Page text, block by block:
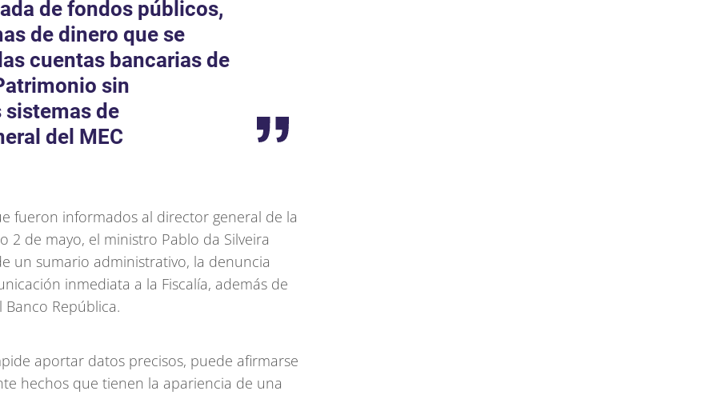
de fondos públicos,
de dinero que se
cuentas bancarias de
sin
sistemas de
del MEC
fueron informados al director general de la
2 de mayo, el ministro Pablo da Silveira
un sumario administrativo, la denuncia
inmediata a la Fiscalía, además de
República.
aportar datos precisos, puede afirmarse
hechos que tienen la apariencia de una